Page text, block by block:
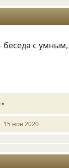
с
15 ноя 2020